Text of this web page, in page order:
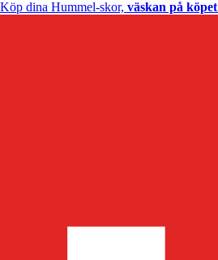
Köp dina Hummel-skor, väskan på köpet